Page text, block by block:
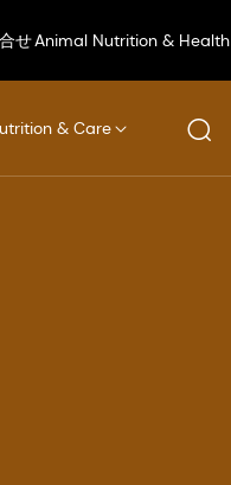
せAnimal Nutrition & Health
& Care